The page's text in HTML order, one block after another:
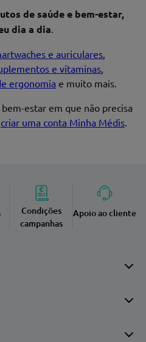
de saúde e bem-estar,
dia a dia
e auriculares
e vitaminas
ergonomia e muito mais.
estar em que não precisa
criar uma conta Minha Médis
Condições
campanhas
Apoio ao cliente